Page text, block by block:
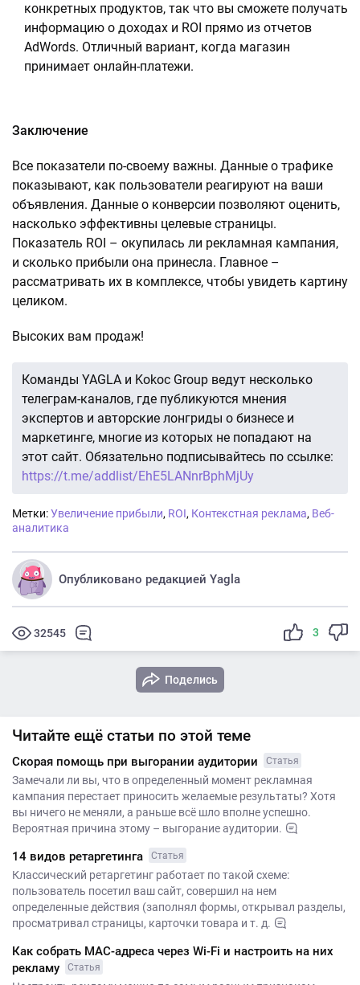
конкретных продуктов, так что вы сможете получать
информацию о доходах и ROI прямо из отчетов
AdWords. Отличный вариант, когда магазин
принимает онлайн-платежи.
Заключение
Все показатели по-своему важны. Данные о трафике
показывают, как пользователи реагируют на ваши
объявления. Данные о конверсии позволяют оценить,
насколько эффективны целевые страницы.
Показатель ROI – окупилась ли рекламная кампания,
и сколько прибыли она принесла. Главное –
рассматривать их в комплексе, чтобы увидеть картину
целиком.
Высоких вам продаж!
Команды YAGLA и Kokoc Group ведут несколько
телеграм-каналов, где публикуются мнения
экспертов и авторские лонгриды о бизнесе и
маркетинге, многие из которых не попадают на
этот сайт. Обязательно подписывайтесь по ссылке:
https://t.me/addlist/EhE5LANnrBphMjUy
Метки:Увеличение прибыли, ROI, Контекстная реклама, Веб-
аналитика
Опубликовано редакцией Yagla
32545 3
Поделись
Читайте ещё статьи по этой теме
Скорая помощь при выгорании аудитории Статья
Замечали ли вы, что в определенный момент рекламная
кампания перестает приносить желаемые результаты? Хотя
вы ничего не меняли, а раньше всё шло вполне успешно.
Вероятная причина этому – выгорание аудитории.
14 видов ретаргетинга Статья
Классический ретаргетинг работает по такой схеме:
пользователь посетил ваш сайт, совершил на нем
определенные действия (заполнял формы, открывал разделы,
просматривал страницы, карточки товара и т. д.
Как собрать MAC-адреса через Wi-Fi и настроить на них
рекламу
Статья